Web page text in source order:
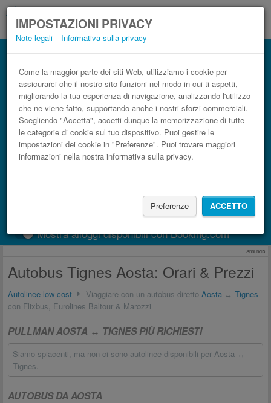
IMPOSTAZIONI PRIVACY
Note legali Informativa sulla privacy
Come la maggior parte dei siti Web, utilizziamo i cookie per
assicurarci che il nostro sito funzioni nel modo in cui ti aspetti,
migliorando la tua esperienza di navigazione, analizzando l'utilizzo
che ne viene fatto, supportando anche i nostri sforzi commerciali.
Scegliendo "Accetta", accetti dunque la memorizzazione di tutte
le categorie di cookie sul tuo dispositivo. Puoi gestire le
impostazioni dei cookie in "Preferenze". Puoi trovare maggiori
informazioni nella nostra informativa sulla privacy.
Preferenze ACCETTO
Autobus Aosta Tignes low cost
Prenota il biglietto del pullman più economico
Mostra alloggi disponibili con Booking.com
Annuncio
Autobus Tignes Aosta: Orari & Prezzi
Autolinee low cost Viaggiare con un autobus diretto Aosta ↔ Tignes
con Flixbus, Eurolines Baltour & Marozzi
PULLMAN AOSTA ↔ TIGNES PIÙ RICHIESTI
Siamo spiacenti, ma non ci sono autolinee disponibili per Aosta ↔
Tignes.
AUTOBUS DA AOSTA